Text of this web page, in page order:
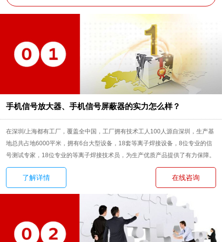
手机信号放大器、手机信号屏蔽器的实力怎么样？
在深圳/上海都有工厂，覆盖全中国，工厂拥有技术工人100人源自深圳，生产基
地总共占地6000平米，拥有6台大型设备，18套等离子焊接设备，8位专业的信
号测试专家，18位专业的等离子焊接技术员，为生产优质产品提供了有力保障。
了解详情 在线咨询